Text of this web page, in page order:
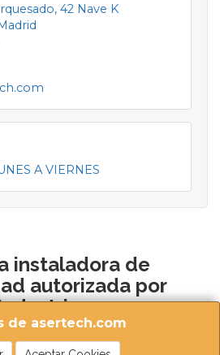
de asertech.com
42 Nave K
A VIERNES
instaladora de
autorizada por